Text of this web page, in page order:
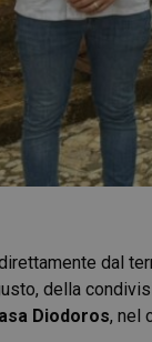
dal
della
Diodoros, nel